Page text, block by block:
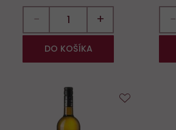
− +
DO KOŠÍKA
−